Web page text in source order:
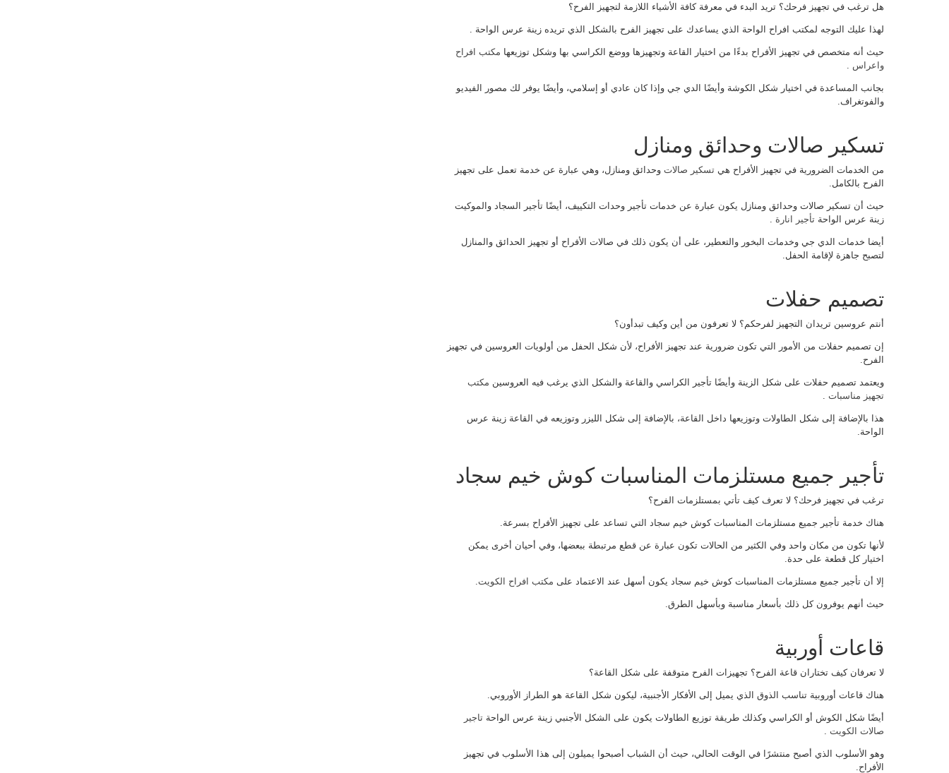
هل ترغب في تجهيز فرحك؟ تريد البدء في معرفة كافة الأشياء اللازمة لتجهيز الفرح؟
لهذا عليك التوجه لمكتب افراح الواحة الذي يساعدك على تجهيز الفرح بالشكل الذي تريده زينة عرس الواحة .
حيث أنه متخصص في تجهيز الأفراح بدءًا من اختيار القاعة وتجهيزها ووضع الكراسي بها وشكل توزيعها مكتب افراح
واعراس
بجانب المساعدة في اختيار شكل الكوشة وأيضًا الدي جي وإذا كان عادي أو إسلامي، وأيضًا يوفر لك مصور الفيديو
والفوتغراف.
تسكير صالات وحدائق ومنازل
من الخدمات الضرورية في تجهيز الأفراح هي تسكير صالات وحدائق ومنازل، وهي عبارة عن خدمة تعمل على تجهيز
الفرح بالكامل.
حيث أن تسكير صالات وحدائق ومنازل يكون عبارة عن خدمات تأجير وحدات التكييف، أيضًا تأجير السجاد والموكيت
زينة عرس الواحة تأجير انارة
أيضا خدمات الدي جي وخدمات البخور والتعطير، على أن يكون ذلك في صالات الأفراح أو تجهيز الحدائق والمنازل
لتصبح جاهزة لإقامة الحفل.
تصميم حفلات
أنتم عروسين تريدان التجهيز لفرحكم؟ لا تعرفون من أين وكيف تبدأون؟
إن تصميم حفلات من الأمور التي تكون ضرورية عند تجهيز الأفراح، لأن شكل الحفل من أولويات العروسين في تجهيز
الفرح.
ويعتمد تصميم حفلات على شكل الزينة وأيضًا تأجير الكراسي والقاعة والشكل الذي يرغب فيه العروسين مكتب
تجهيز مناسبات
هذا بالإضافة إلى شكل الطاولات وتوزيعها داخل القاعة، بالإضافة إلى شكل الليزر وتوزيعه في القاعة زينة عرس
الواحة.
تأجير جميع مستلزمات المناسبات كوش خيم سجاد
ترغب في تجهيز فرحك؟ لا تعرف كيف تأتي بمستلزمات الفرح؟
هناك خدمة تأجير جميع مستلزمات المناسبات كوش خيم سجاد التي تساعد على تجهيز الأفراح بسرعة.
لأنها تكون من مكان واحد وفي الكثير من الحالات تكون عبارة عن قطع مرتبطة ببعضها، وفي أحيان أخرى يمكن
اختيار كل قطعة على حدة.
إلا أن تأجير جميع مستلزمات المناسبات كوش خيم سجاد يكون أسهل عند الاعتماد على مكتب افراح الكويت
حيث أنهم يوفرون كل ذلك بأسعار مناسبة وبأسهل الطرق.
قاعات أوربية
لا تعرفان كيف تختاران قاعة الفرح؟ تجهيزات الفرح متوقفة على شكل القاعة؟
هناك قاعات أوروبية تناسب الذوق الذي يميل إلى الأفكار الأجنبية، ليكون شكل القاعة هو الطراز الأوروبي.
أيضًا شكل الكوش أو الكراسي وكذلك طريقة توزيع الطاولات يكون على الشكل الأجنبي زينة عرس الواحة تاجير
صالات الكويت
وهو الأسلوب الذي أصبح منتشرًا في الوقت الحالي، حيث أن الشباب أصبحوا يميلون إلى هذا الأسلوب في تجهيز
الأفراح.